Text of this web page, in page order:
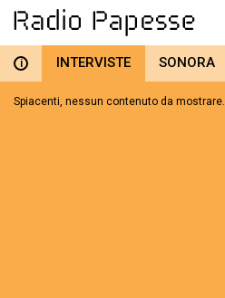
i INTERVISTE SONORA
Spiacenti, nessun contenuto da mostrare.